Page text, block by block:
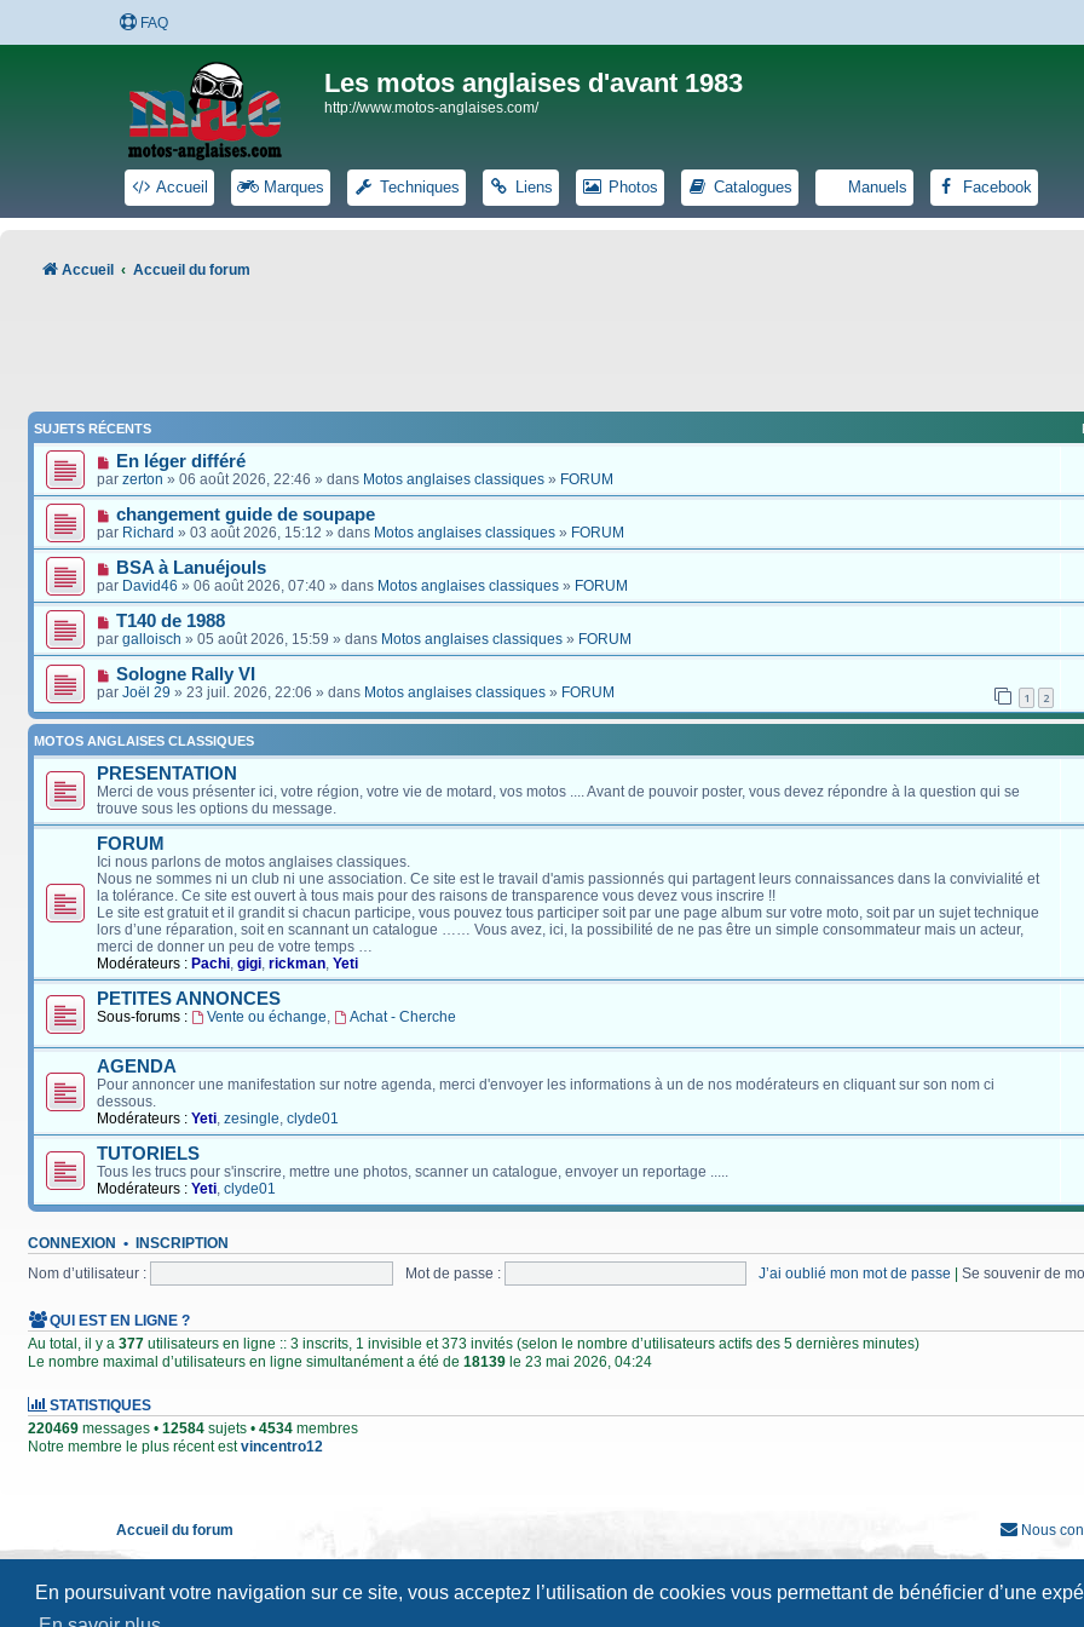
En poursuivant votre navigation sur ce site, vous acceptez l’utilisation de cookies vous permettant de bénéficier d’une
FAQ
Les motos anglaises d'avant 1983
http://www.motos-anglaises.com/
Accueil Marques Techniques Liens Photos Catalogues Manuels Facebook
Accueil Accueil du forum
SUJETS RÉCENTS
En léger différé
par zerton » 06 août 2026, 22:46 » dans Motos anglaises classiques » FORUM
changement guide de soupape
par Richard » 03 août 2026, 15:12 » dans Motos anglaises classiques » FORUM
BSA à Lanuéjouls
par David46 » 06 août 2026, 07:40 » dans Motos anglaises classiques » FORUM
T140 de 1988
par galloisch » 05 août 2026, 15:59 » dans Motos anglaises classiques » FORUM
Sologne Rally VI
1 2
par Joël 29 » 23 juil. 2026, 22:06 » dans Motos anglaises classiques » FORUM
MOTOS ANGLAISES CLASSIQUES
PRESENTATION
Merci de vous présenter ici, votre région, votre vie de motard, vos motos .... Avant de pouvoir poster, vous devez répondre à la question qui se
trouve sous les options du message.
FORUM
Ici nous parlons de motos anglaises classiques.
Nous ne sommes ni un club ni une association. Ce site est le travail d'amis passionnés qui partagent leurs connaissances dans la convivialité et
la tolérance. Ce site est ouvert à tous mais pour des raisons de transparence vous devez vous inscrire !!
Le site est gratuit et il grandit si chacun participe, vous pouvez tous participer soit par une page album sur votre moto, soit par un sujet technique
lors d’une réparation, soit en scannant un catalogue …… Vous avez, ici, la possibilité de ne pas être un simple consommateur mais un acteur,
merci de donner un peu de votre temps …
Modérateurs : Pachi, gigi, rickman, Yeti
PETITES ANNONCES
Sous-forums : Vente ou échange, Achat - Cherche
AGENDA
Pour annoncer une manifestation sur notre agenda, merci d'envoyer les informations à un de nos modérateurs en cliquant sur son nom ci
dessous.
Modérateurs : Yeti, zesingle, clyde01
TUTORIELS
Tous les trucs pour s'inscrire, mettre une photos, scanner un catalogue, envoyer un reportage .....
Modérateurs : Yeti, clyde01
CONNEXION • INSCRIPTION
Nom d’utilisateur : Mot de passe : J’ai oublié mon mot de passe | Se souvenir de
QUI EST EN LIGNE ?
Au total, il y a 377 utilisateurs en ligne :: 3 inscrits, 1 invisible et 373 invités (selon le nombre d’utilisateurs actifs des 5 dernières minutes)
Le nombre maximal d’utilisateurs en ligne simultanément a été de 18139 le 23 mai 2026, 04:24
STATISTIQUES
220469 messages • 12584 sujets • 4534 membres
Notre membre le plus récent estvincentro12
Accueil du forum Nous
Traduction française officielle©Qiaeru